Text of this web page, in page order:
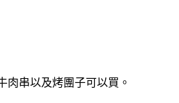
肉串以及烤團子可以買。